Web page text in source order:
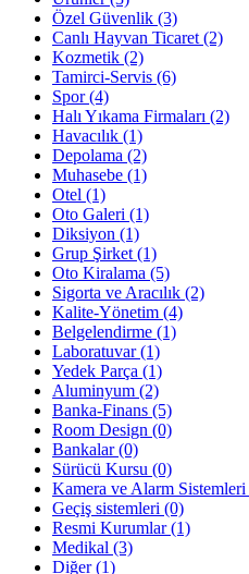
Özel Güvenlik (3)
Canlı Hayvan Ticaret (2)
Kozmetik (2)
Tamirci-Servis (6)
Spor(4)
Halı Yıkama Firmaları (2)
Havacılık (1)
Depolama (2)
Muhasebe (1)
Otel (1)
Oto Galeri (1)
Diksiyon (1)
Grup Şirket (1)
Oto Kiralama (5)
Sigorta ve Aracılık (2)
Kalite-Yönetim (4)
Belgelendirme (1)
Laboratuvar(1)
Yedek Parça (1)
Aluminyum (2)
Banka-Finans (5)
Room Design (0)
Bankalar(0)
Sürücü Kursu (0)
Kamera ve Alarm Sistemleri
Geçiş sistemleri (0)
Resmi Kurumlar(1)
Medikal (3)
Diğer(1)